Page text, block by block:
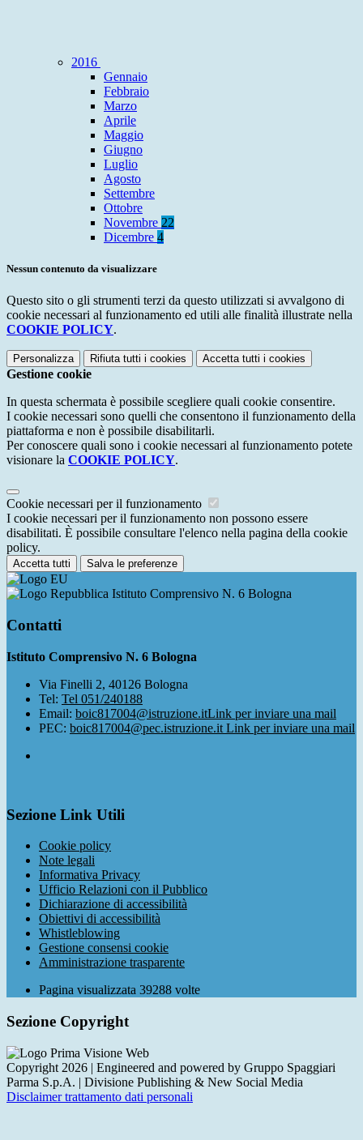
2016
Gennaio
Febbraio
Marzo
Aprile
Maggio
Giugno
Luglio
Agosto
Settembre
Ottobre
Novembre 22
Dicembre 4
Nessun contenuto da visualizzare
Questo sito o gli strumenti terzi da questo utilizzati si avvalgono di
cookie necessari al funzionamento ed utili alle finalità illustrate nella
COOKIE POLICY.
Personalizza Rifiuta tutti i cookies Accetta tutti i cookies
Gestione cookie
In questa schermata è possibile scegliere quali cookie consentire.
I cookie necessari sono quelli che consentono il funzionamento della
piattaforma e non è possibile disabilitarli.
Per conoscere quali sono i cookie necessari al funzionamento potete
visionare la COOKIE POLICY.
Cookie necessari per il funzionamento
I cookie necessari per il funzionamento non possono essere
disabilitati. È possibile consultare l'elenco nella pagina della cookie
policy.
Accetta tutti Salva le preferenze
Istituto Comprensivo N. 6 Bologna
Contatti
Istituto Comprensivo N. 6 Bologna
Via Finelli 2, 40126 Bologna
Tel: Tel 051/240188
Email: boic817004@istruzione.itLink per inviare una mail
PEC: boic817004@pec.istruzione.it Link per inviare una mail
Sezione Link Utili
Cookie policy
Note legali
Informativa Privacy
Ufficio Relazioni con il Pubblico
Dichiarazione di accessibilità
Obiettivi di accessibilità
Whistleblowing
Gestione consensi cookie
Amministrazione trasparente
Pagina visualizzata 39288 volte
Sezione Copyright
Copyright 2026 | Engineered and powered by Gruppo Spaggiari
Parma S.p.A. | Divisione Publishing & New Social Media
Disclaimer trattamento dati personali